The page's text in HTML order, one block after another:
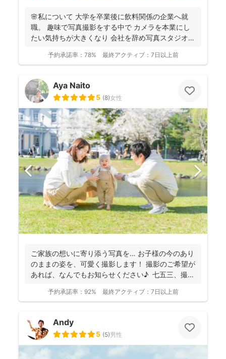
🌸私について 大学を卒業後に飲料関係の企業へ就
職。 趣味で写真撮影をする中で カメラを本業にし
たい気持ちが大きくなり 会社を辞め写真スタジオへ
予約承諾率： 78% 最終アクティブ： 7日以上前
Aya Naito
5 (8)女性
ご家族の想いに寄り添う写真を… お子様の今のあり
のままの姿を、可愛く撮影します！ 撮影のご希望が
あれば、なんでもお知らせください♪ 七五三、撮
予約承諾率： 92% 最終アクティブ： 7日以上前
Andy
5 (5)男性